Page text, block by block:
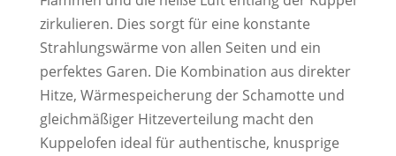
zirkulieren. Dies sorgt für eine konstante
Strahlungswärme von allen Seiten und ein
perfektes Garen. Die Kombination aus direkter
Hitze, Wärmespeicherung der Schamotte und
gleichmäßiger Hitzeverteilung macht den
Kuppelofen ideal für authentische, knusprige